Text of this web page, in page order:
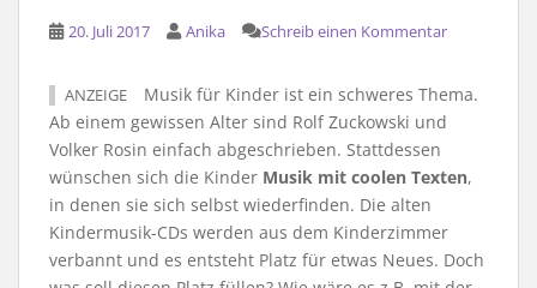
20. Juli 2017 Anika Schreib einen Kommentar
ANZEIGE
Musik für Kinder ist ein schweres Thema.
Ab einem gewissen Alter sind Rolf Zuckowski und
Volker Rosin einfach abgeschrieben. Stattdessen
wünschen sich die Kinder Musik mit coolen Texten,
in denen sie sich selbst wiederfinden. Die alten
Kindermusik-CDs werden aus dem Kinderzimmer
verbannt und es entsteht Platz für etwas Neues. Doch